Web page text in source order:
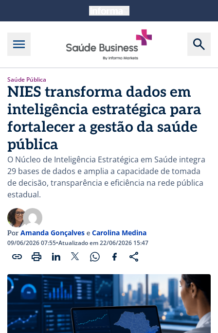
Saúde Pública
NIES transforma dados em
inteligência estratégica para
fortalecer a gestão da saúde
pública
O Núcleo de Inteligência Estratégica em Saúde integra
29 bases de dados e amplia a capacidade de tomada
de decisão, transparência e eficiência na rede pública
estadual.
Por Amanda Gonçalves e Carolina Medina
09/06/2026 07:55•Atualizado em 22/06/2026 15:47